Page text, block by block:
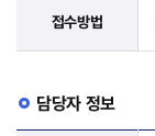
접수방법
담당자 정보